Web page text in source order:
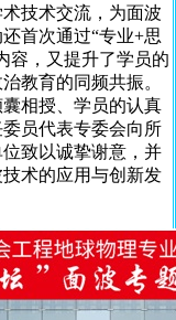
技术交流，为面波
首次通过“专业+思
容，又提升了学员的
教育的同频共振。
相授、学员的认真
员代表专委会向所
致以诚挚谢意，并
术的应用与创新发